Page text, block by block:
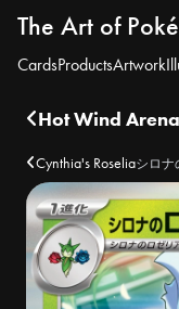
The Art of
CardsProductsArtwork
Hot Wind Arena
Cynthia's Roseliaシロナ